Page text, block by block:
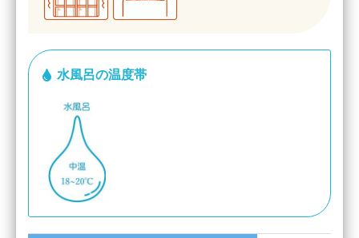
水風呂の温度帯